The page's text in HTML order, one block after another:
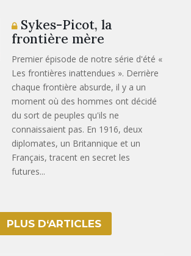
Sykes-Picot, la
frontière mère
Premier épisode de notre série d'été «
Les frontières inattendues ». Derrière
chaque frontière absurde, il y a un
moment où des hommes ont décidé
du sort de peuples qu'ils ne
connaissaient pas. En 1916, deux
diplomates, un Britannique et un
Français, tracent en secret les
futures...
PLUS D‘ARTICLES